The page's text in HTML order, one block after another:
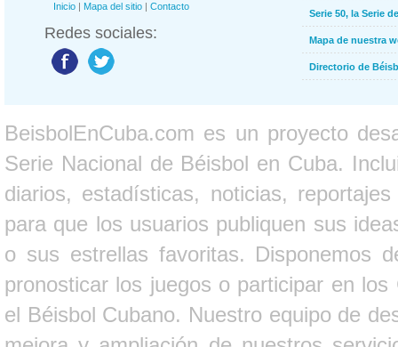
Inicio | Mapa del sitio | Contacto
Redes sociales:
Serie 50, la Serie
Mapa de nuestra
Directorio de
BeisbolEnCuba.com es un proyecto
Serie Nacional de Béisbol en Cuba.
diarios, estadísticas, noticias,
para que los usuarios publiquen sus
o sus estrellas favoritas. Disponemos
pronosticar los juegos o participar en
el Béisbol Cubano. Nuestro equipo de